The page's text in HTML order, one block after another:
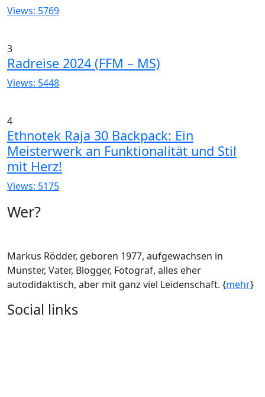
Views: 5769
3
Radreise 2024 (FFM – MS)
Views: 5448
4
Ethnotek Raja 30 Backpack: Ein
Meisterwerk an Funktionalität und Stil
mit Herz!
Views: 5175
Wer?
Markus Rödder, geboren 1977, aufgewachsen in
Münster, Vater, Blogger, Fotograf, alles eher
autodidaktisch, aber mit ganz viel Leidenschaft. {mehr}
Social links